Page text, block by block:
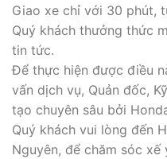
Giao xe chỉ với 30 phút,
Quý khách thưởng thức
tin tức.
Để thực hiện được điều
vấn dịch vụ, Quản đốc,
tạo chuyên sâu bởi
Quý khách vui lòng đến
Nguyên, để chăm sóc